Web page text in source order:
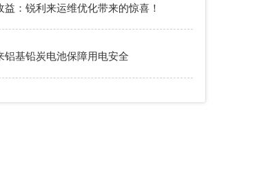
益：锐利来运维优化带来的惊喜！
铝基铅炭电池保障用电安全